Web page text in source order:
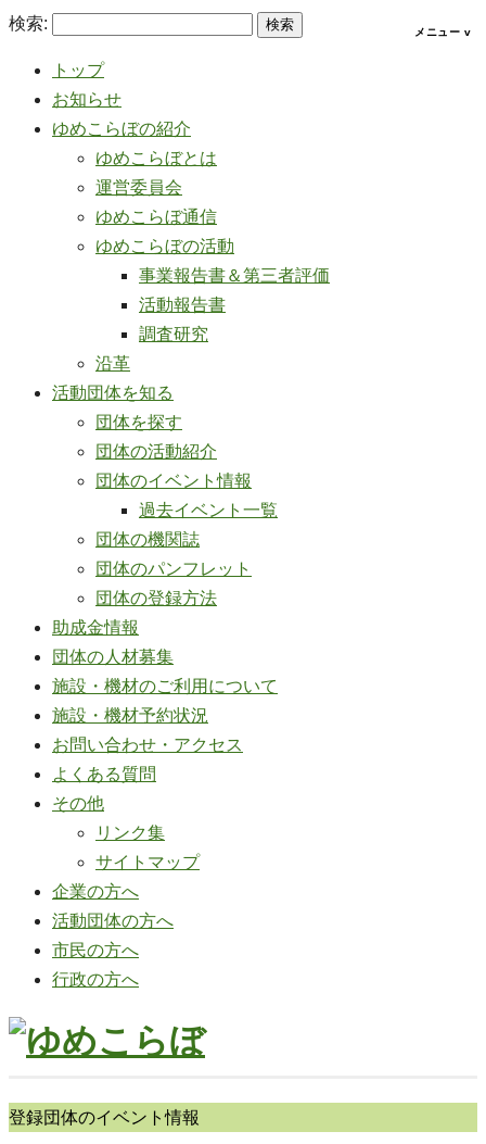
検索:
トップ
お知らせ
ゆめこらぼの紹介
ゆめこらぼとは
運営委員会
ゆめこらぼ通信
ゆめこらぼの活動
事業報告書＆第三者評価
活動報告書
調査研究
沿革
活動団体を知る
団体を探す
団体の活動紹介
団体のイベント情報
過去イベント一覧
団体の機関誌
団体のパンフレット
団体の登録方法
助成金情報
団体の人材募集
施設・機材のご利用について
施設・機材予約状況
お問い合わせ・アクセス
よくある質問
その他
リンク集
サイトマップ
企業の方へ
活動団体の方へ
市民の方へ
行政の方へ
登録団体のイベント情報